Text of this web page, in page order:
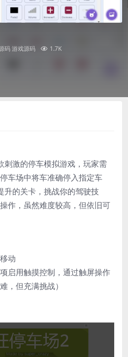
码游戏源码 1.7K
刺激的停车模拟游戏，玩家需
车场中将车准确停入指定车
升的关卡，挑战你的驾驶技
作，虽然难度较高，但依旧可
动
项启用触摸控制，通过触屏操作
，但充满挑战）